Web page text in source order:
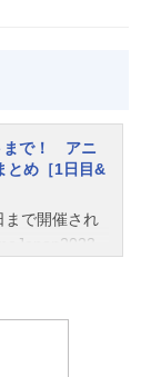
まで！ アニ
とめ［1日目&
で開催され
トは、コロ
会場は大盛
報が一番公
だけ